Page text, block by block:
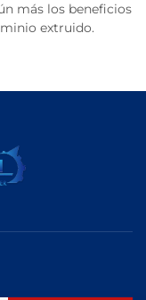
más los beneficios
extruido.